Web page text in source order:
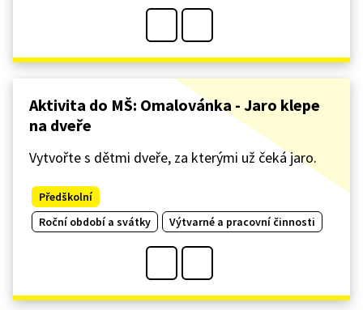
Aktivita do MŠ: Omalovánka - Jaro klepe
na dveře
Vytvořte s dětmi dveře, za kterými už čeká jaro.
Předškolní
Roční období a svátky
Výtvarné a pracovní činnosti